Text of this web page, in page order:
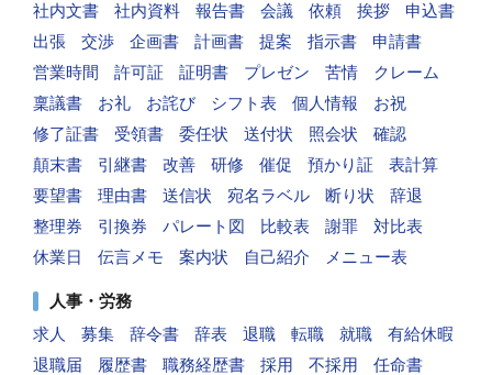
社内文書
社内資料 報告書 会議 依頼 挨拶
申込書
出張
交渉 企画書 計画書 提案 指示書
申請書
営業時間
許可証 証明書 プレゼン 苦情
クレーム
稟議書
お礼 お詫び シフト表 個人情報
お祝
修了証書
受領書 委任状 送付状 照会状
確認
顛末書
引継書 改善 研修 催促 預かり証
表計算
要望書
理由書 送信状 宛名ラベル 断り状
辞退
整理券
引換券 パレート図 比較表 謝罪
対比表
休業日
伝言メモ 案内状 自己紹介 メニュー表
人事・労務
求人
募集 辞令書 辞表 退職 転職 就職
有給休暇
退職届
履歴書 職務経歴書 採用 不採用
任命書